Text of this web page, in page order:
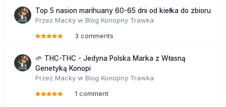
Top 5 nasion marihuany 60-65 dni od kiełka do zbioru
Przez Macky w Blog Konopny Trawka
3 comments
🌱 THC-THC - Jedyna Polska Marka z Własną
Genetyką Konopi
Przez Macky w Blog Konopny Trawka
1 comment